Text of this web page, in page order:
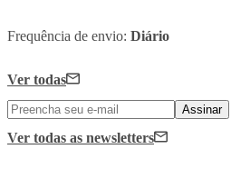
Frequência de envio: Diário
Ver todas
Assinar
Ver todas as newsletters